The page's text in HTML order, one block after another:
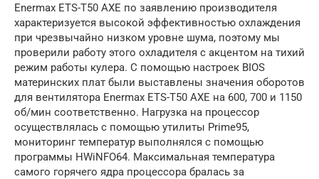
Enermax ETS-T50 AXE по заявлению производителя
характеризуется высокой эффективностью охлаждения
при чрезвычайно низком уровне шума, поэтому мы
проверили работу этого охладителя с акцентом на тихий
режим работы кулера. С помощью настроек BIOS
материнских плат были выставлены значения оборотов
для вентилятора Enermax ETS-T50 AXE на 600, 700 и 1150
об/мин соответственно. Нагрузка на процессор
осуществлялась с помощью утилиты Prime95,
мониторинг температур выполнялся с помощью
программы HWiNFO64. Максимальная температура
самого горячего ядра процессора бралась за